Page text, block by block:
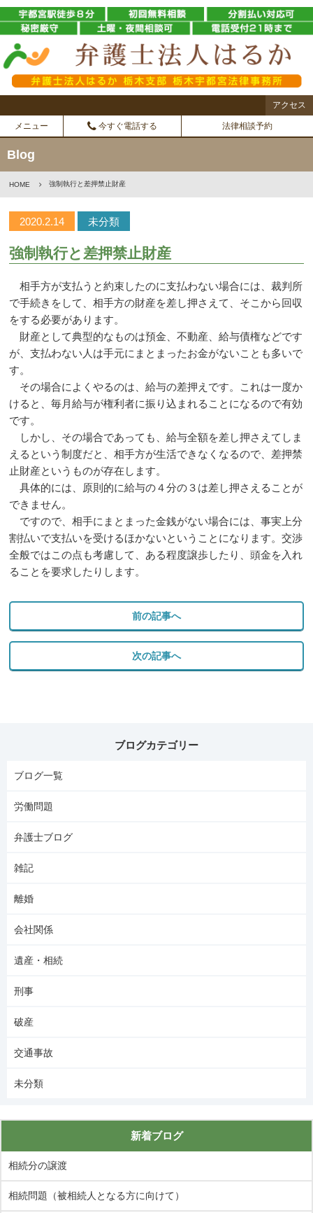
アクセス
メニュー 今すぐ電話する 法律相談予約
Blog
HOME 強制執行と差押禁止財産
2020.2.14 未分類
強制執行と差押禁止財産
相手方が支払うと約束したのに支払わない場合には、裁判所
で手続きをして、相手方の財産を差し押さえて、そこから回収
をする必要があります。
財産として典型的なものは預金、不動産、給与債権などです
が、支払わない人は手元にまとまったお金がないことも多いで
す。
その場合によくやるのは、給与の差押えです。これは一度か
けると、毎月給与が権利者に振り込まれることになるので有効
です。
しかし、その場合であっても、給与全額を差し押さえてしま
えるという制度だと、相手方が生活できなくなるので、差押禁
止財産というものが存在します。
具体的には、原則的に給与の４分の３は差し押さえることが
できません。
ですので、相手にまとまった金銭がない場合には、事実上分
割払いで支払いを受けるほかないということになります。交渉
全般ではこの点も考慮して、ある程度譲歩したり、頭金を入れ
ることを要求したりします。
前の記事へ
次の記事へ
ブログカテゴリー
ブログ一覧
労働問題
弁護士ブログ
雑記
離婚
会社関係
遺産・相続
刑事
破産
交通事故
未分類
新着ブログ
相続分の譲渡
相続問題（被相続人となる方に向けて）